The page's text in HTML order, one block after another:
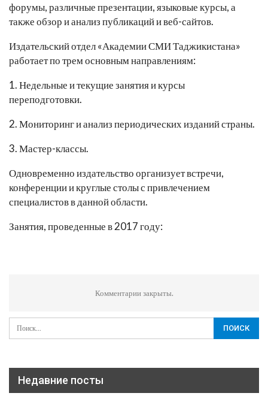
форумы, различные презентации, языковые курсы, а
также обзор и анализ публикаций и веб-сайтов.
Издательский отдел «Академии СМИ Таджикистана»
работает по трем основным направлениям:
1. Недельные и текущие занятия и курсы
переподготовки.
2. Мониторинг и анализ периодических изданий страны.
3. Мастер-классы.
Одновременно издательство организует встречи,
конференции и круглые столы с привлечением
специалистов в данной области.
Занятия, проведенные в 2017 году:
Комментарии закрыты.
Недавние посты